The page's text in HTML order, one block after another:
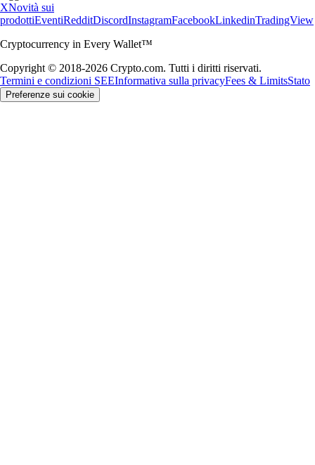
XNovità sui
prodottiEventiRedditDiscordInstagramFacebookLinkedinTradingView
Cryptocurrency in Every Wallet™
Copyright © 2018-2026 Crypto.com. Tutti i diritti riservati.
Termini e condizioni SEEInformativa sulla privacyFees & LimitsStato
Preferenze sui cookie